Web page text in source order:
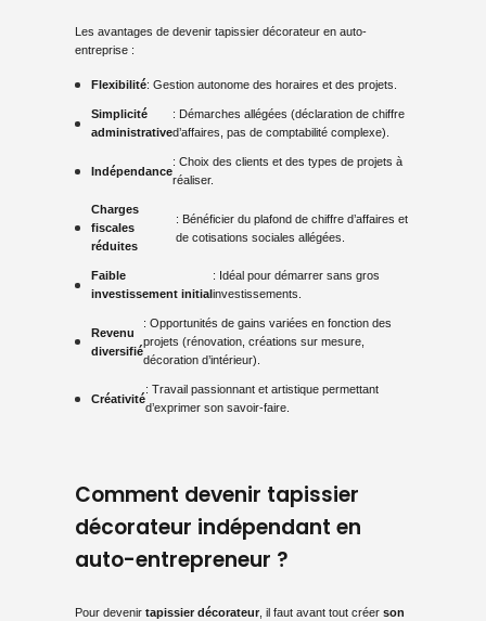
Les avantages de devenir tapissier décorateur en auto-
entreprise :
Flexibilité: Gestion autonome des horaires et des projets.
Simplicité
administrative
: Démarches allégées (déclaration de chiffre
d’affaires, pas de comptabilité complexe).
Indépendance
: Choix des clients et des types de projets à
réaliser.
Charges
fiscales
réduites
: Bénéficier du plafond de chiffre d’affaires et
de cotisations sociales allégées.
Faible
investissement initial
: Idéal pour démarrer sans gros
investissements.
Revenu
diversifié
: Opportunités de gains variées en fonction des
projets (rénovation, créations sur mesure,
décoration d’intérieur).
Créativité
: Travail passionnant et artistique permettant
d’exprimer son savoir-faire.
Comment devenir tapissier
décorateur indépendant en
auto-entrepreneur ?
Pour devenir tapissier décorateur, il faut avant tout créer son